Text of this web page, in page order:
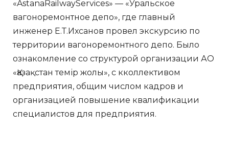
«AstanaRailwayServices» — «Уральское
вагоноремонтное депо», где главный
инженер Е.Т.Ихсанов провел экскурсию по
территории вагоноремонтного депо. Было
ознакомление со структурой организации АО
«Қазақстан темір жолы», с кколлективом
предприятия, общим числом кадров и
организацией повышение квалификации
специалистов для предприятия.